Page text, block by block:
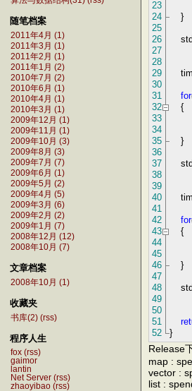
随笔档案
2011年4月 (1)
2011年3月 (1)
2011年2月 (1)
2011年1月 (2)
2010年7月 (2)
2010年6月 (1)
2010年4月 (1)
2010年3月 (1)
2009年12月 (1)
2009年11月 (1)
2009年10月 (3)
2009年8月 (3)
2009年7月 (7)
2009年6月 (1)
2009年5月 (2)
2009年4月 (5)
2009年3月 (6)
2009年2月 (2)
2009年1月 (7)
2008年12月 (12)
2008年10月 (7)
文章档案
2008年10月 (1)
收藏夹
书库(2) (rss)
程序人生
fox (rss)
gaimor
lantin
Net Server (rss)
zhaoyibao (rss)
23
24
}
25
26
27
28
29
30
31
for
32
{
33
34
35
}
36
37
38
39
40
41
42
for
43
{
44
45
46
}
47
48
49
50
51
52
}
Release
map :
vector :
list :